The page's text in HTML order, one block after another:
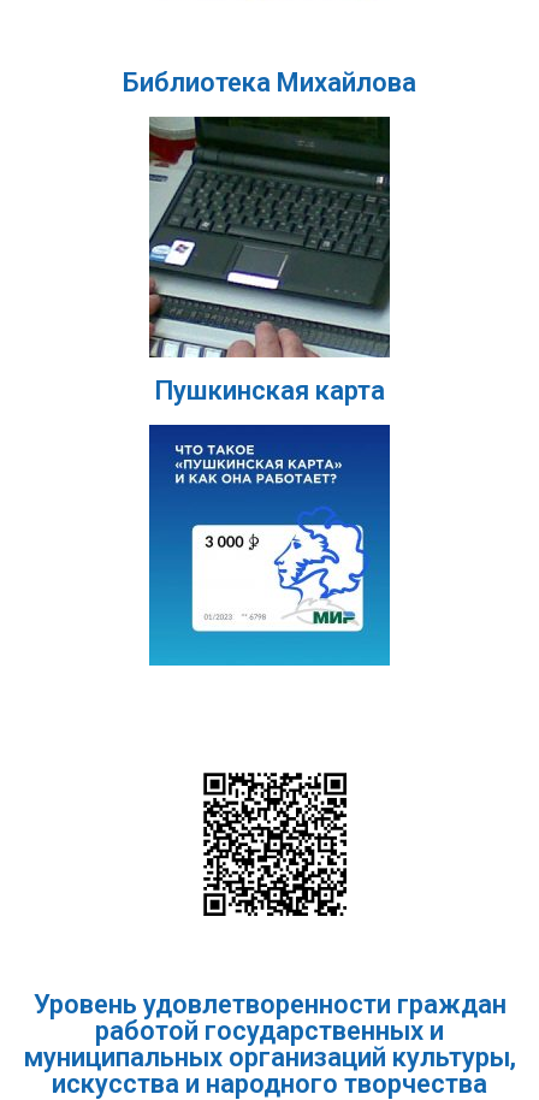
Библиотека Михайлова
Пушкинская карта
Уровень удовлетворенности граждан
работой государственных и
муниципальных организаций культуры,
искусства и народного творчества